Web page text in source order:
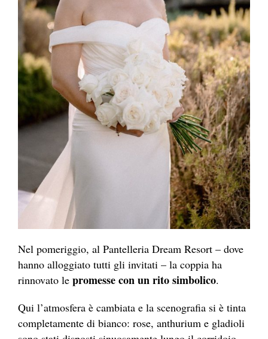
Nel pomeriggio, al Pantelleria Dream Resort – dove
hanno alloggiato tutti gli invitati – la coppia ha
rinnovato le promesse con un rito simbolico.
Qui l’atmosfera è cambiata e la scenografia si è tinta
completamente di bianco: rose, anthurium e gladioli